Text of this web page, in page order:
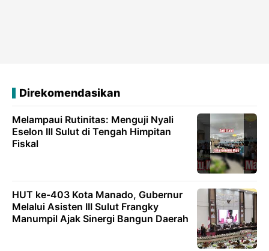
Direkomendasikan
Melampaui Rutinitas: Menguji Nyali
Eselon III Sulut di Tengah Himpitan
Fiskal
HUT ke-403 Kota Manado, Gubernur
Melalui Asisten III Sulut Frangky
Manumpil Ajak Sinergi Bangun Daerah